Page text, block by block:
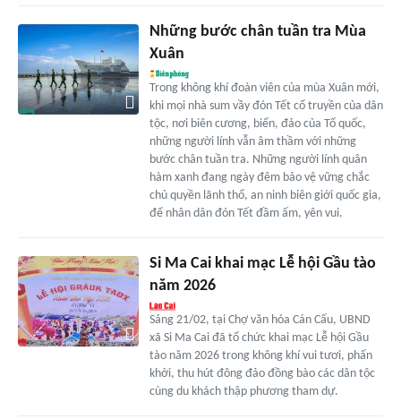
Những bước chân tuần tra Mùa
Xuân
Trong không khí đoàn viên của mùa Xuân mới,
khi mọi nhà sum vầy đón Tết cổ truyền của dân
tộc, nơi biên cương, biển, đảo của Tổ quốc,
những người lính vẫn âm thầm với những
bước chân tuần tra. Những người lính quân
hàm xanh đang ngày đêm bảo vệ vững chắc
chủ quyền lãnh thổ, an ninh biên giới quốc gia,
để nhân dân đón Tết đầm ấm, yên vui.
Si Ma Cai khai mạc Lễ hội Gầu tào
năm 2026
Sáng 21/02, tại Chợ văn hóa Cán Cấu, UBND
xã Si Ma Cai đã tổ chức khai mạc Lễ hội Gầu
tào năm 2026 trong không khí vui tươi, phấn
khởi, thu hút đông đảo đồng bào các dân tộc
cùng du khách thập phương tham dự.